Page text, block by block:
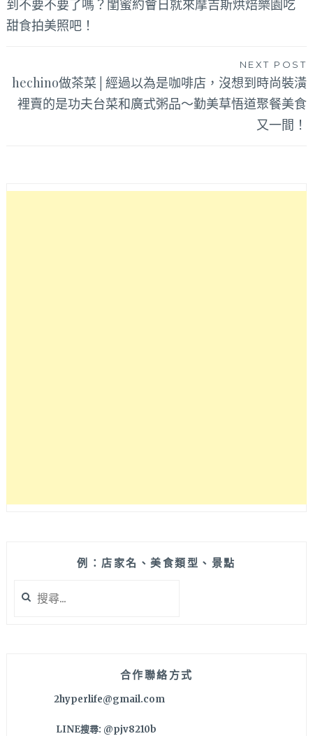
導
到不要不要了嗎？閨蜜約會日就來摩吉斯烘焙樂園吃
甜食拍美照吧！
NEXT POST
hechino做茶菜│經過以為是咖啡店，沒想到時尚裝潢
裡賣的是功夫台菜和廣式粥品～勤美草悟道聚餐美食
又一間！
例：店家名、美食類型、景點
尋
合作聯絡方式
2hyperlife@gmail.com
LINE搜尋: @pjv8210b